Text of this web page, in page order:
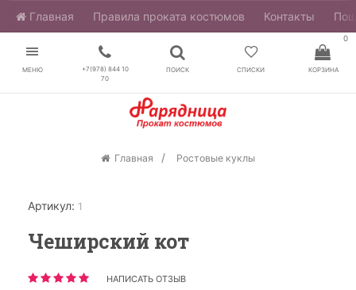
Главная ​Правила проката костюмов Контакты
МЕНЮ
+7(978) 844 10
70
ПОИСК СПИСКИ
0
КОРЗИНА
Главная Ростовые куклы
Артикул: 1
Чеширский кот
НАПИСАТЬ ОТЗЫВ